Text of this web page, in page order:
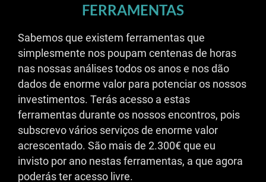
FERRAMENTAS
Sabemos que existem ferramentas que
simplesmente nos poupam centenas de horas
nas nossas análises todos os anos e nos dão
dados de enorme valor para potenciar os nossos
investimentos. Terás acesso a estas
ferramentas durante os nossos encontros, pois
subscrevo vários serviços de enorme valor
acrescentado. São mais de 2.300€ que eu
invisto por ano nestas ferramentas, a que agora
poderás ter acesso livre.